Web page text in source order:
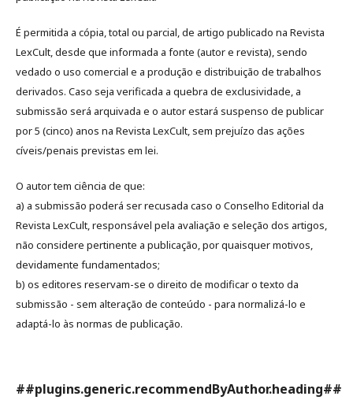
É permitida a cópia, total ou parcial, de artigo publicado na Revista
LexCult, desde que informada a fonte (autor e revista), sendo
vedado o uso comercial e a produção e distribuição de trabalhos
derivados. Caso seja verificada a quebra de exclusividade, a
submissão será arquivada e o autor estará suspenso de publicar
por 5 (cinco) anos na Revista LexCult, sem prejuízo das ações
cíveis/penais previstas em lei.
O autor tem ciência de que:
a) a submissão poderá ser recusada caso o Conselho Editorial da
Revista LexCult, responsável pela avaliação e seleção dos artigos,
não considere pertinente a publicação, por quaisquer motivos,
devidamente fundamentados;
b) os editores reservam-se o direito de modificar o texto da
submissão - sem alteração de conteúdo - para normalizá-lo e
adaptá-lo às normas de publicação.
##plugins.generic.recommendByAuthor.heading##